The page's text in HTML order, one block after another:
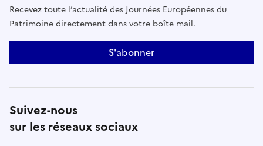
Recevez toute l’actualité des Journées Européennes du
Patrimoine directement dans votre boîte mail.
S'abonner
Suivez-nous
sur les réseaux sociaux